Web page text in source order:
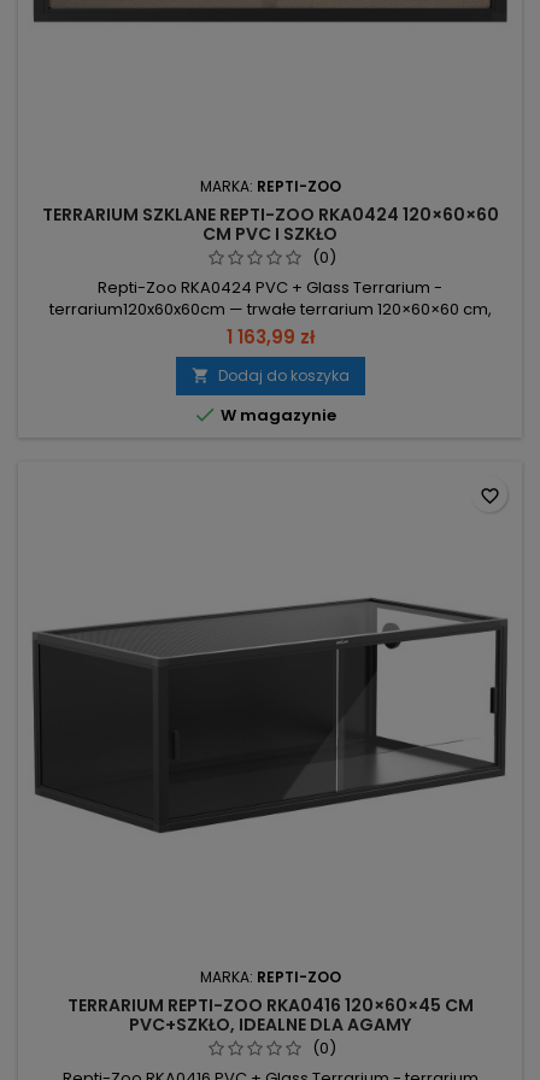
MARKA: REPTI-ZOO
TERRARIUM SZKLANE REPTI-ZOO RKA0424 120×60×60
CM PVC I SZKŁO
(0)
Repti-Zoo RKA0424 PVC + Glass Terrarium -
terrarium120x60x60cm — trwałe terrarium 120×60×60 cm,
zaprojektowane dla agam, węży i gekonów; przemyślana
konstrukcja ułatwia karmienie i sprzątanie. Materiały: PC, PVC,
szkło hartowane — odporność na wilgoć, korozję i
uszkodzenia. Wymiary: 120×60×60 cm / ≈430 l — przestronne
wnętrze. Przesuwne drzwi z zamkiem i...
1 163,99 zł
 Dodaj do koszyka
 W magazynie
MARKA: REPTI-ZOO
TERRARIUM REPTI-ZOO RKA0416 120×60×45 CM
PVC+SZKŁO, IDEALNE DLA AGAMY
(0)
favorite_border